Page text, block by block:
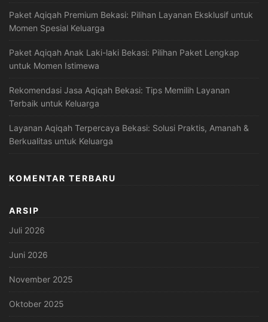
Paket Aqiqah Premium Bekasi: Pilihan Layanan Eksklusif untuk
Momen Spesial Keluarga
Paket Aqiqah Anak Laki-laki Bekasi: Pilihan Paket Lengkap
untuk Momen Istimewa
Rekomendasi Jasa Aqiqah Bekasi: Tips Memilih Layanan
Terbaik untuk Keluarga
Layanan Aqiqah Terpercaya Bekasi: Solusi Praktis, Amanah &
Berkualitas untuk Keluarga
KOMENTAR TERBARU
ARSIP
Juli 2026
Juni 2026
November 2025
Oktober 2025